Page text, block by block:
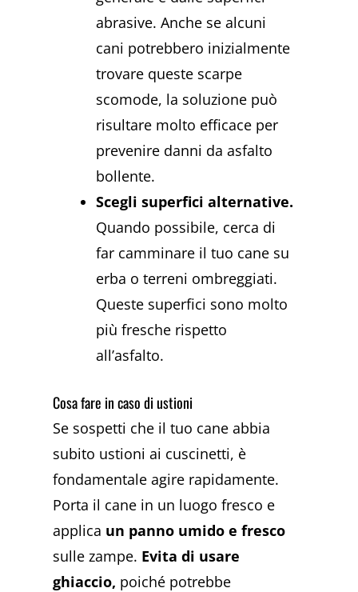
abrasive. Anche se alcuni
cani potrebbero inizialmente
trovare queste scarpe
scomode, la soluzione può
risultare molto efficace per
prevenire danni da asfalto
bollente.
Scegli superfici alternative.
Quando possibile, cerca di
far camminare il tuo cane su
erba o terreni ombreggiati.
Queste superfici sono molto
più fresche rispetto
all’asfalto.
Cosa fare in caso di ustioni
Se sospetti che il tuo cane abbia
subito ustioni ai cuscinetti, è
fondamentale agire rapidamente.
Porta il cane in un luogo fresco e
applica un panno umido e fresco
sulle zampe. Evita di usare
ghiaccio, poiché potrebbe